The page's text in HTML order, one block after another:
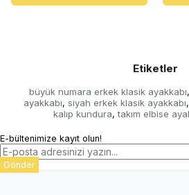
Etiketler
büyük numara erkek klasik ayakkabı,
ayakkabı, siyah erkek klasik ayakkabı,
kalıp kundura, takım elbise
E-bültenimize kayıt olun!
Gönder